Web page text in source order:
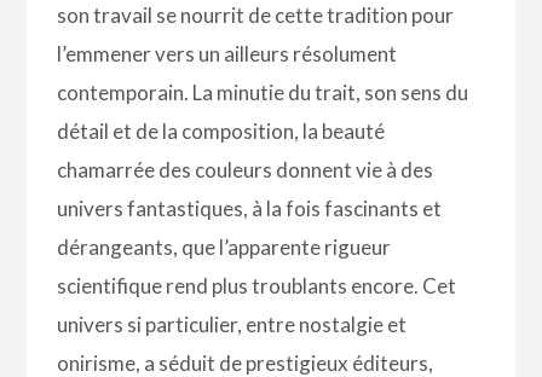
son travail se nourrit de cette tradition pour
l’emmener vers un ailleurs résolument
contemporain. La minutie du trait, son sens du
détail et de la composition, la beauté
chamarrée des couleurs donnent vie à des
univers fantastiques, à la fois fascinants et
dérangeants, que l’apparente rigueur
scientifique rend plus troublants encore. Cet
univers si particulier, entre nostalgie et
onirisme, a séduit de prestigieux éditeurs,